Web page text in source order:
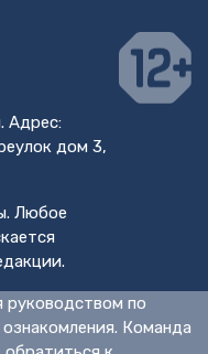
Адрес:
дом 3,
Любое
руководством по
Команда